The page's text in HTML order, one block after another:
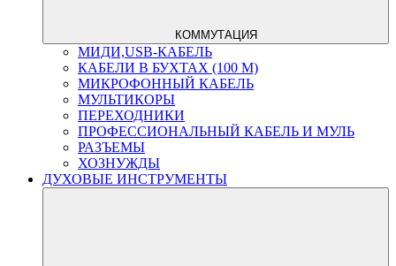
КОММУТАЦИЯ
МИДИ,USB-КАБЕЛЬ
КАБЕЛИ В БУХТАХ (100 М)
МИКРОФОННЫЙ КАБЕЛЬ
МУЛЬТИКОРЫ
ПЕРЕХОДНИКИ
ПРОФЕССИОНАЛЬНЫЙ КАБЕЛЬ И МУЛЬ
РАЗЪЕМЫ
ХОЗНУЖДЫ
ДУХОВЫЕ ИНСТРУМЕНТЫ